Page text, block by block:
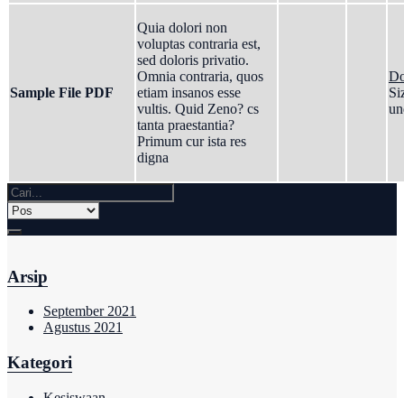
Sample File PDF
Quia dolori non
voluptas contraria est,
sed doloris privatio.
Omnia contraria, quos
etiam insanos esse
vultis. Quid Zeno? cs
tanta praestantia?
Primum cur ista res
digna
Arsip
September 2021
Agustus 2021
Kategori